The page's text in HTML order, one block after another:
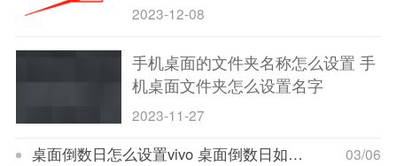
2023-12-08
手机桌面的文件夹名称怎么设置 手
机桌面文件夹怎么设置名字
2023-11-27
桌面倒数日怎么设置vivo 桌面倒数日如何设置vivo 03/06